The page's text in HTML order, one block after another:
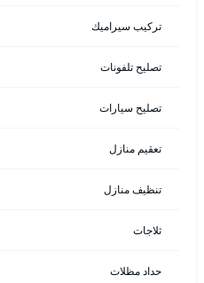
تركيب سيراميك
تصليح تلفونات
تصليح سيارات
تعقيم منازل
تنظيف منازل
ثلاجات
حداد مظلات